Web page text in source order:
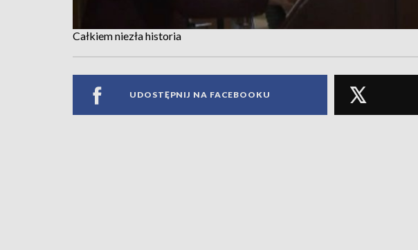
Całkiem niezła historia
UDOSTĘPNIJ NA FACEBOOKU